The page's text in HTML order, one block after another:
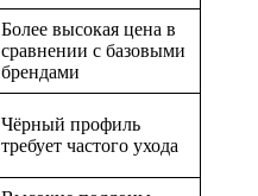
Более высокая цена в
сравнении с базовыми
брендами
Чёрный профиль
требует частого ухода